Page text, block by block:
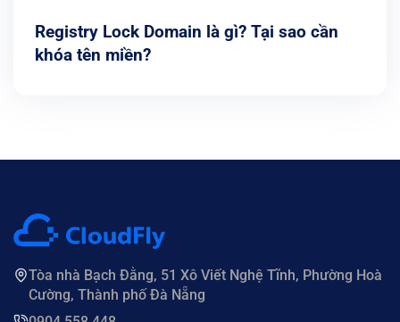
Registry Lock Domain là gì? Tại sao cần
khóa tên miền?
Tòa nhà Bạch Đằng, 51 Xô Viết Nghệ Tĩnh, Phường Hoà
Cường, Thành phố Đà Nẵng